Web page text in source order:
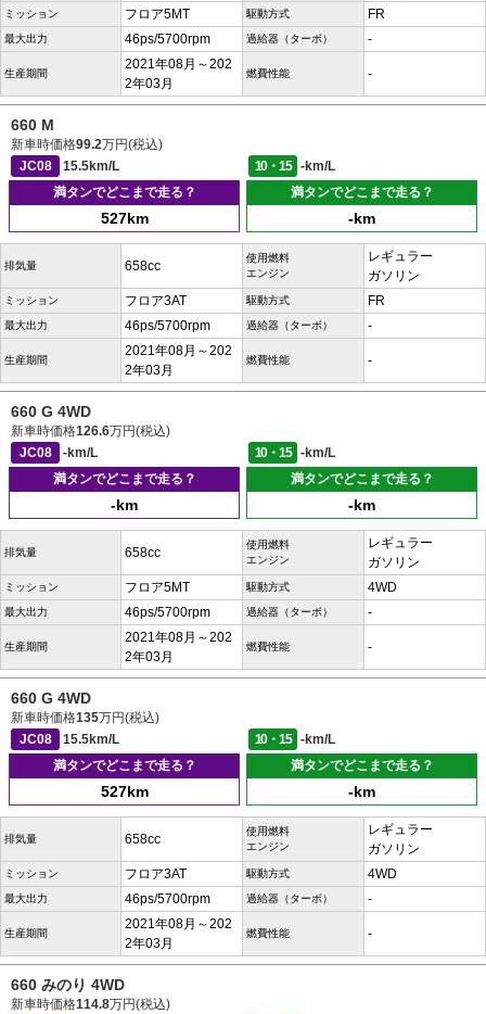
ミッション フロア5MT 駆動方式 FR
最大出力 46ps/5700rpm 過給器（ターボ） -
生産期間
2021年08月～202
2年03月
燃費性能 -
660 M
新車時価格99.2万円(税込)
JC08
15.5km/L 10・15
-km/L
満タンでどこまで走る？
527km
満タンでどこまで走る？
-km
排気量 658cc
使用燃料
エンジン
レギュラー
ガソリン
ミッション フロア3AT 駆動方式 FR
最大出力 46ps/5700rpm 過給器（ターボ） -
生産期間
2021年08月～202
2年03月
燃費性能 -
660 G 4WD
新車時価格126.6万円(税込)
JC08
-km/L 10・15
-km/L
満タンでどこまで走る？
-km
満タンでどこまで走る？
-km
排気量 658cc
使用燃料
エンジン
レギュラー
ガソリン
ミッション フロア5MT 駆動方式 4WD
最大出力 46ps/5700rpm 過給器（ターボ） -
生産期間
2021年08月～202
2年03月
燃費性能 -
660 G 4WD
新車時価格135万円(税込)
JC08
15.5km/L 10・15
-km/L
満タンでどこまで走る？
527km
満タンでどこまで走る？
-km
排気量 658cc
使用燃料
エンジン
レギュラー
ガソリン
ミッション フロア3AT 駆動方式 4WD
最大出力 46ps/5700rpm 過給器（ターボ） -
生産期間
2021年08月～202
2年03月
燃費性能 -
660 みのり 4WD
新車時価格114.8万円(税込)